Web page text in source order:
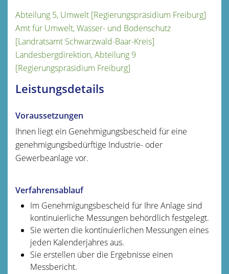
Abteilung 5, Umwelt [Regierungspräsidium Freiburg]
Amt für Umwelt, Wasser- und Bodenschutz
[Landratsamt Schwarzwald-Baar-Kreis]
Landesbergdirektion, Abteilung 9
[Regierungspräsidium Freiburg]
Leistungsdetails
Voraussetzungen
Ihnen liegt ein Genehmigungsbescheid für eine
genehmigungsbedürftige Industrie- oder
Gewerbeanlage vor.
Verfahrensablauf
Im Genehmigungsbescheid für Ihre Anlage sind
kontinuierliche Messungen behördlich festgelegt.
Sie werten die kontinuierlichen Messungen eines
jeden Kalenderjahres aus.
Sie erstellen über die Ergebnisse einen
Messbericht.